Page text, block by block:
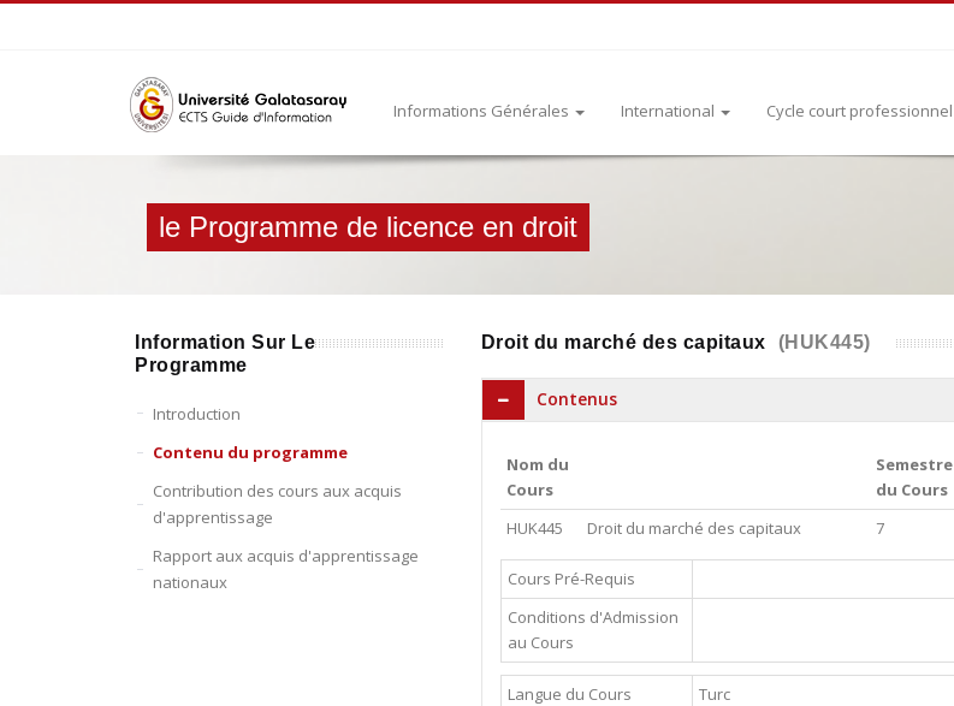
Informations Générales International Cycle court professionnel
le Programme de licence en droit
Information Sur Le
Programme
Introduction
Contenu du programme
Contribution des cours aux acquis
d'apprentissage
Rapport aux acquis d'apprentissage
nationaux
Droit du marché des capitaux (HUK445)
Contenus
Nom du
Cours
Semestre
du Cours
HUK445
Droit du marché des capitaux 7
Cours Pré-Requis
Conditions d'Admission
au Cours
Langue du Cours
Turc